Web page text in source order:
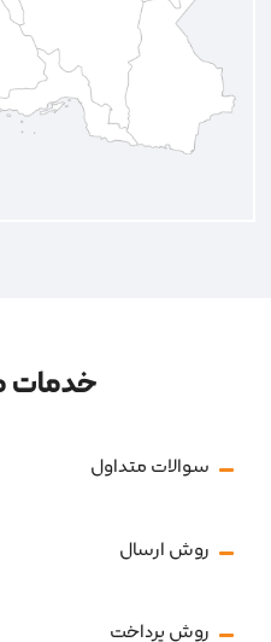
خدمات
سوالات متداول
روش ارسال
روش پرداخت